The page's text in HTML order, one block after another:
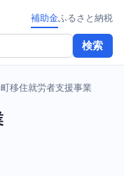
検索
補助金ふるさと納税
移住就労者支援事業